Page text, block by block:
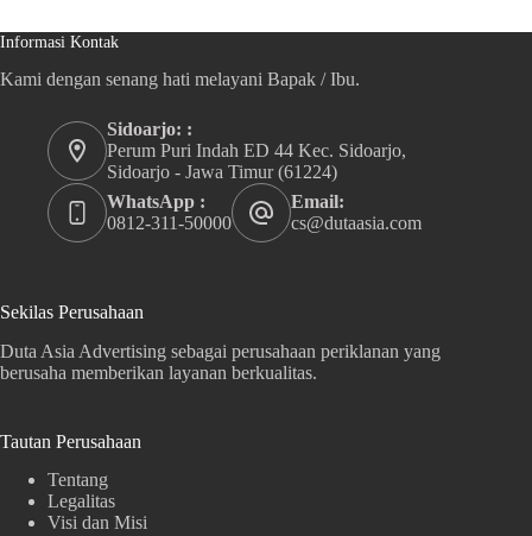
Informasi Kontak
Kami dengan senang hati melayani Bapak / Ibu.
Sidoarjo: :
Perum Puri Indah ED 44 Kec. Sidoarjo,
Sidoarjo - Jawa Timur (61224)
WhatsApp :
0812-311-50000
Email:
cs@dutaasia.com
Sekilas Perusahaan
Duta Asia Advertising sebagai perusahaan periklanan yang
berusaha memberikan layanan berkualitas.
Tautan Perusahaan
Tentang
Legalitas
Visi dan Misi